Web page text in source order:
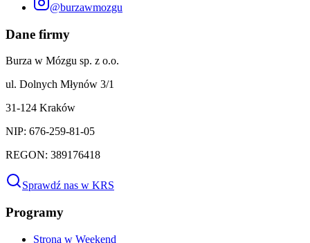
@burzawmozgu
Dane firmy
Burza w Mózgu sp. z o.o.
ul. Dolnych Młynów 3/1
31-124 Kraków
NIP: 676-259-81-05
REGON: 389176418
Sprawdź nas w KRS
Programy
Strona w Weekend